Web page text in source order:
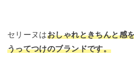
セリーヌはおしゃれときちんと感
うってつけのブランドです。